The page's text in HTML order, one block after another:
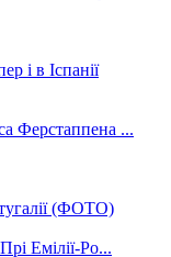
і в Іспанії
(ФОТО)